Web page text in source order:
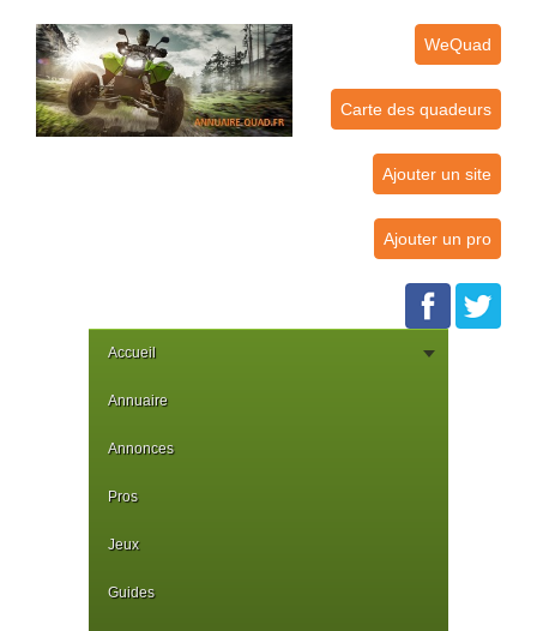
WeQuad
Carte des quadeurs
Ajouter un site
Ajouter un pro
Accueil
Annuaire
Annonces
Pros
Jeux
Guides